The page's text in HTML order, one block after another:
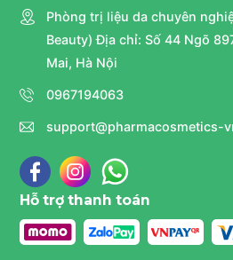
Phòng trị liệu da chuyên
Beauty) Địa chỉ: Số 44 Ngõ
Mai, Hà Nội
0967194063
support@pharmacosmetics-
Hỗ trợ thanh toán